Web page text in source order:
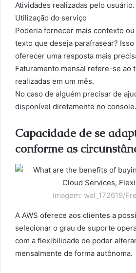
Atividades realizadas pelo usuário.
Utilização do serviço
Poderia fornecer mais contexto
texto que deseja parafrasear? Isso
oferecer uma resposta mais
Faturamento mensal refere-se ao
realizadas em um mês.
No caso de alguém precisar de
disponível diretamente no console.
Capacidade de se
conforme as
Imagem: wal_172619/
A AWS oferece aos clientes a
selecionar o grau de suporte
com a flexibilidade de poder
mensalmente de forma autônoma.